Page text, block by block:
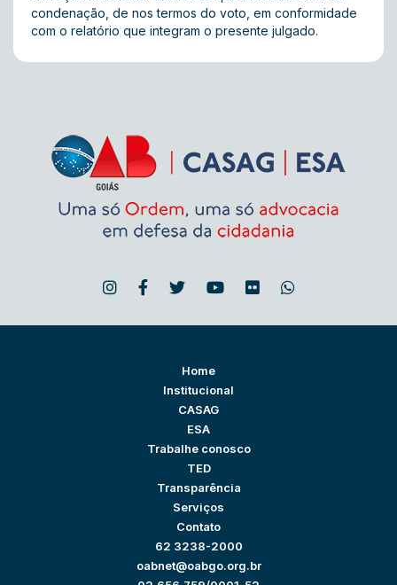
condenação, de nos termos do voto, em conformidade
com o relatório que integram o presente julgado.
Home
Institucional
CASAG
ESA
Trabalhe conosco
TED
Transparência
Serviços
Contato
62 3238-2000
oabnet@oabgo.org.br